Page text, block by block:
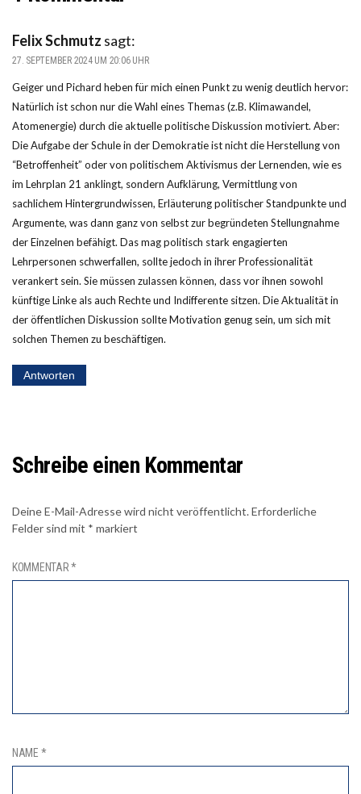
Felix Schmutz sagt:
27. SEPTEMBER 2024 UM 20:06 UHR
Geiger und Pichard heben für mich einen Punkt zu wenig deutlich hervor:
Natürlich ist schon nur die Wahl eines Themas (z.B. Klimawandel,
Atomenergie) durch die aktuelle politische Diskussion motiviert. Aber:
Die Aufgabe der Schule in der Demokratie ist nicht die Herstellung von
“Betroffenheit” oder von politischem Aktivismus der Lernenden, wie es
im Lehrplan 21 anklingt, sondern Aufklärung, Vermittlung von
sachlichem Hintergrundwissen, Erläuterung politischer Standpunkte und
Argumente, was dann ganz von selbst zur begründeten Stellungnahme
der Einzelnen befähigt. Das mag politisch stark engagierten
Lehrpersonen schwerfallen, sollte jedoch in ihrer Professionalität
verankert sein. Sie müssen zulassen können, dass vor ihnen sowohl
künftige Linke als auch Rechte und Indifferente sitzen. Die Aktualität in
der öffentlichen Diskussion sollte Motivation genug sein, um sich mit
solchen Themen zu beschäftigen.
Antworten
Schreibe einen Kommentar
Deine E-Mail-Adresse wird nicht veröffentlicht.Erforderliche
Felder sind mit * markiert
KOMMENTAR*
NAME *